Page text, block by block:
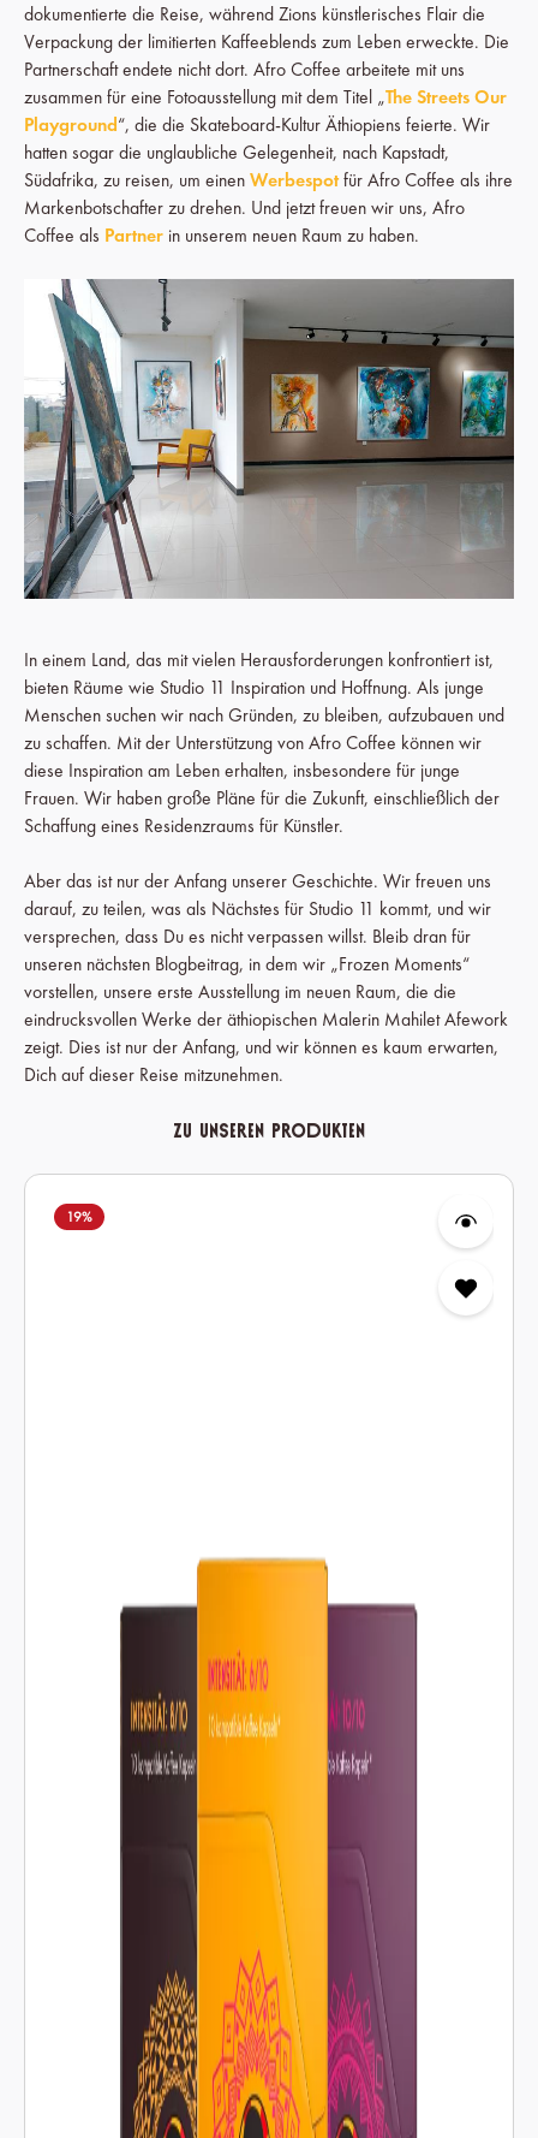
dokumentierte die Reise, während Zions künstlerisches Flair die
Verpackung der limitierten Kaffeeblends zum Leben erweckte. Die
Partnerschaft endete nicht dort. Afro Coffee arbeitete mit uns
zusammen für eine Fotoausstellung mit dem Titel „The Streets Our
Playground“, die die Skateboard-Kultur Äthiopiens feierte. Wir
hatten sogar die unglaubliche Gelegenheit, nach Kapstadt,
Südafrika, zu reisen, um einen Werbespotfür Afro Coffee als ihre
Markenbotschafter zu drehen. Und jetzt freuen wir uns, Afro
Coffee als Partner in unserem neuen Raum zu haben.
In einem Land, das mit vielen Herausforderungen konfrontiert ist,
bieten Räume wie Studio 11 Inspiration und Hoffnung. Als junge
Menschen suchen wir nach Gründen, zu bleiben, aufzubauen und
zu schaffen. Mit der Unterstützung von Afro Coffee können wir
diese Inspiration am Leben erhalten, insbesondere für junge
Frauen. Wir haben große Pläne für die Zukunft, einschließlich der
Schaffung eines Residenzraums für Künstler.
Aber das ist nur der Anfang unserer Geschichte. Wir freuen uns
darauf, zu teilen, was als Nächstes für Studio 11 kommt, und wir
versprechen, dass Du es nicht verpassen willst. Bleib dran für
unseren nächsten Blogbeitrag, in dem wir „Frozen Moments“
vorstellen, unsere erste Ausstellung im neuen Raum, die die
eindrucksvollen Werke der äthiopischen Malerin Mahilet Afework
zeigt. Dies ist nur der Anfang, und wir können es kaum erwarten,
Dich auf dieser Reise mitzunehmen.
Zu unseren Produkten
Produktgalerie überspringen
19%